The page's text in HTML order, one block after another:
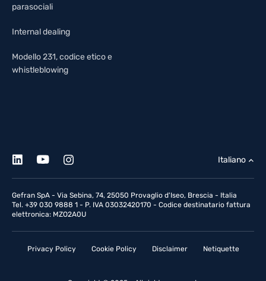
parasociali
Internal dealing
Modello 231, codice etico e
whistleblowing
Gefran SpA - Via Sebina, 74, 25050 Provaglio d'Iseo, Brescia - Italia
Tel. +39 030 9888 1 - P. IVA 03032420170 - Codice destinatario fattura
elettronica: MZO2A0U
Italiano
Privacy Policy Cookie Policy Disclaimer Netiquette